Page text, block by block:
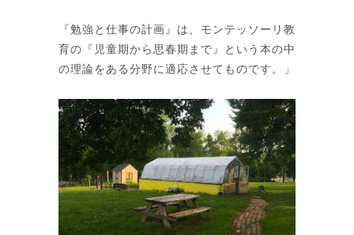
『勉強と仕事の計画』は、モンテッソーリ教
育の『児童期から思春期まで』という本の中
の理論をある分野に適応させてものです。」